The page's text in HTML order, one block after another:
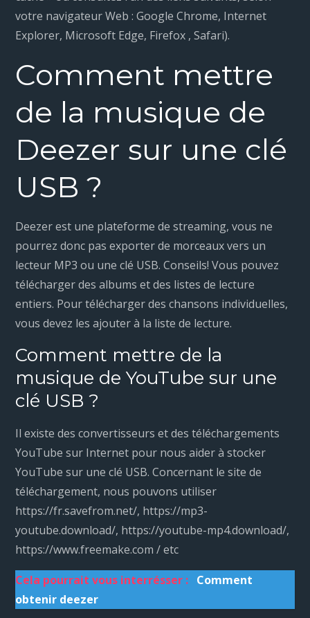
votre navigateur Web : Google Chrome, Internet
Explorer, Microsoft Edge, Firefox , Safari).
Comment mettre
de la musique de
Deezer sur une clé
USB ?
Deezer est une plateforme de streaming, vous ne
pourrez donc pas exporter de morceaux vers un
lecteur MP3 ou une clé USB. Conseils! Vous pouvez
télécharger des albums et des listes de lecture
entiers. Pour télécharger des chansons individuelles,
vous devez les ajouter à la liste de lecture.
Comment mettre de la
musique de YouTube sur une
clé USB ?
Il existe des convertisseurs et des téléchargements
YouTube sur Internet pour nous aider à stocker
YouTube sur une clé USB. Concernant le site de
téléchargement, nous pouvons utiliser
https://fr.savefrom.net/, https://mp3-
youtube.download/, https://youtube-mp4.download/,
https://www.freemake.com / etc
Cela pourrait vous interrésser : Comment
obtenir deezer